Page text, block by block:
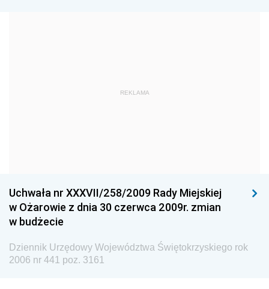
Dziennik Urzędowy Ministra Kultury i Dziedzictwa
Dziennik Urzędowy Ministra Pracy i Polityki
Społecznej
Dziennik Urzędowy Urzędu Lotnictwa Cywilnego
REKLAMA
Uchwała nr XXXVII/258/2009 Rady Miejskiej
w Ożarowie z dnia 30 czerwca 2009r. zmian
w budżecie
Dziennik Urzędowy Województwa Świętokrzyskiego rok
2006 nr 441 poz. 3161